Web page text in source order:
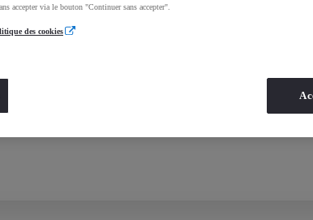
accepter via le bouton "Continuer sans accepter".
des cookies